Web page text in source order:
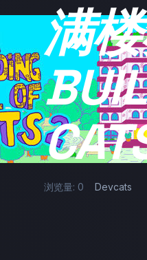
满
浏览量: 0 Devcats